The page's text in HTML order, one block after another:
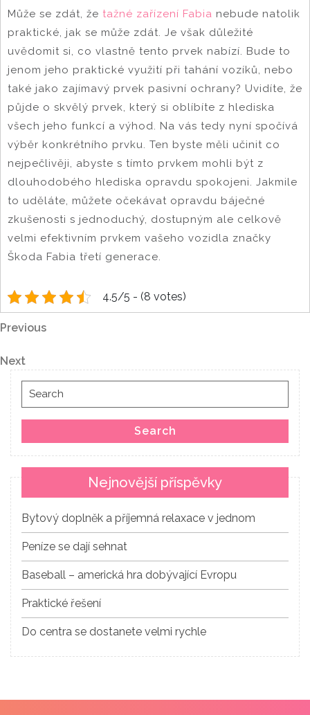
Může se zdát, že tažné zařízení Fabia nebude natolik
praktické, jak se může zdát. Je však důležité
uvědomit si, co vlastně tento prvek nabízí. Bude to
jenom jeho praktické využití při tahání vozíků, nebo
také jako zajímavý prvek pasivní ochrany? Uvidíte, že
půjde o skvělý prvek, který si oblíbíte z hlediska
všech jeho funkcí a výhod. Na vás tedy nyní spočívá
výběr konkrétního prvku. Ten byste měli učinit co
nejpečlivěji, abyste s tímto prvkem mohli být z
dlouhodobého hlediska opravdu spokojeni. Jakmile
to uděláte, můžete očekávat opravdu báječné
zkušenosti s jednoduchý, dostupným ale celkově
velmi efektivním prvkem vašeho vozidla značky
Škoda Fabia třetí generace.
4.5/5 - (8 votes)
Navigace
pro
příspěvek
Previous
Previous
Next
Post
Next
Search
for:
Search
Nejnovější příspěvky
Bytový doplněk a příjemná relaxace v jednom
Peníze se dají sehnat
Baseball – americká hra dobývající Evropu
Praktické řešení
Do centra se dostanete velmi rychle